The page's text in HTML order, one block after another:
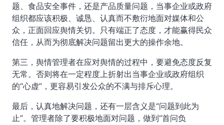
题、食品安全事件，还是产品质量问题，当事企业或政府
组织都应该积极、诚恳、认真而不敷衍地面对媒体和公
众，正面回应舆情关切。只有端正了态度，才能赢得民众
信任，从而为彻底解决问题留出更大的操作余地。
第三，舆情管理者在应对舆情的过程中，要避免态度反复
无常。否则将在一定程度上折射出当事企业或政府组织
的“心虚”，更容易引发公众的不满与排斥心理。
最后，认真地解决问题，还有一层含义是“问题到此为
止”。管理者除了要积极地面对问题，做到“首问负